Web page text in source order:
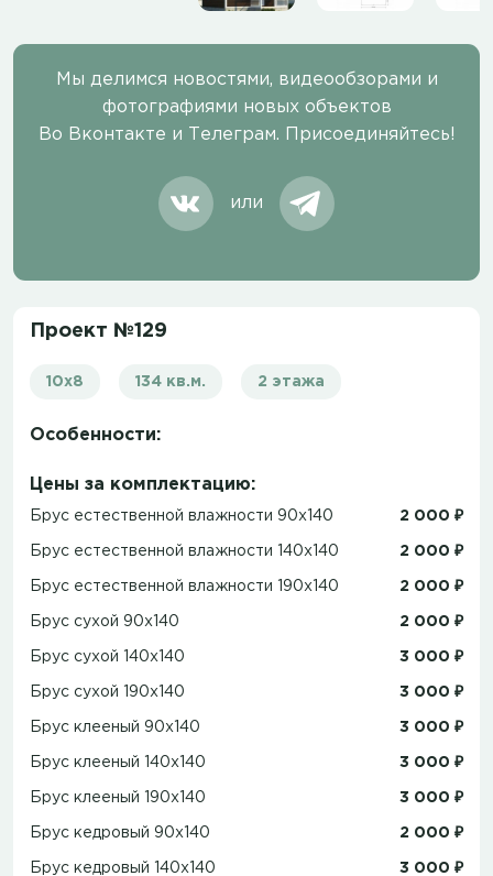
Мы делимся новостями, видеообзорами и
фотографиями новых объектов
Во Вконтакте и Телеграм. Присоединяйтесь!
или
Проект №129
10x8 134 кв.м. 2 этажа
Особенности:
Цены за комплектацию:
Брус естественной влажности 90x140 2 000 ₽
Брус естественной влажности 140x140 2 000 ₽
Брус естественной влажности 190x140 2 000 ₽
Брус сухой 90x140 2 000 ₽
Брус сухой 140x140 3 000 ₽
Брус сухой 190x140 3 000 ₽
Брус клееный 90x140 3 000 ₽
Брус клееный 140x140 3 000 ₽
Брус клееный 190x140 3 000 ₽
Брус кедровый 90x140 2 000 ₽
Брус кедровый 140x140 3 000 ₽